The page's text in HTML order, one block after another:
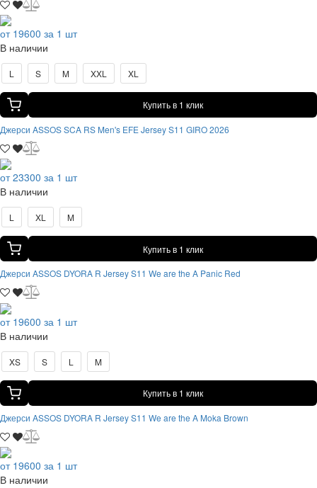
от 19600 за 1 шт
В наличии
L S M XXL XL
Купить в 1 клик
Джерси ASSOS SCA RS Men's EFE Jersey S11 GIRO 2026
от 23300 за 1 шт
В наличии
L XL M
Купить в 1 клик
Джерси ASSOS DYORA R Jersey S11 We are the A Panic Red
от 19600 за 1 шт
В наличии
XS S L M
Купить в 1 клик
Джерси ASSOS DYORA R Jersey S11 We are the A Moka Brown
от 19600 за 1 шт
В наличии